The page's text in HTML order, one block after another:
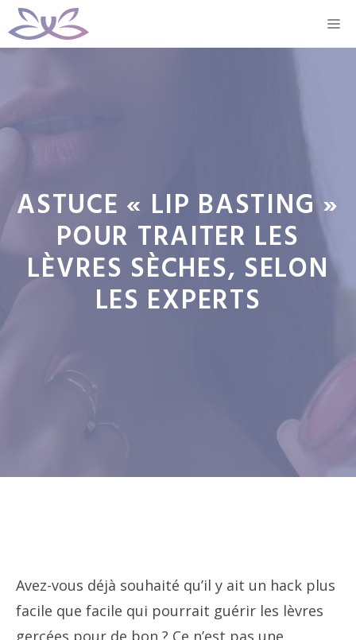
Aller
au
ASTUCE « LIP BASTING »
POUR TRAITER LES
LÈVRES SÈCHES, SELON
LES EXPERTS
Avez-vous déjà souhaité qu’il y ait un hack plus
facile que facile qui pourrait guérir les lèvres
gercées pour de bon ? Ce n’est pas une